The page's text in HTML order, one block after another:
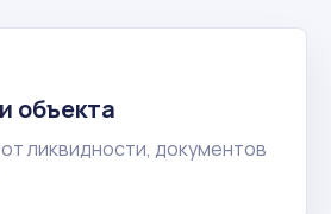
объекта
ликвидности, документов